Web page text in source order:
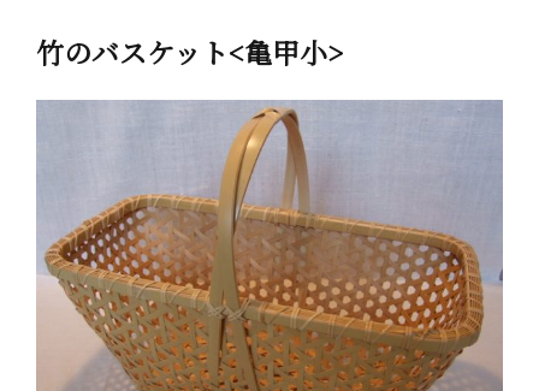
竹のバスケット<亀甲小>